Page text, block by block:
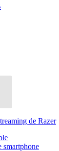
de Razer
smartphone